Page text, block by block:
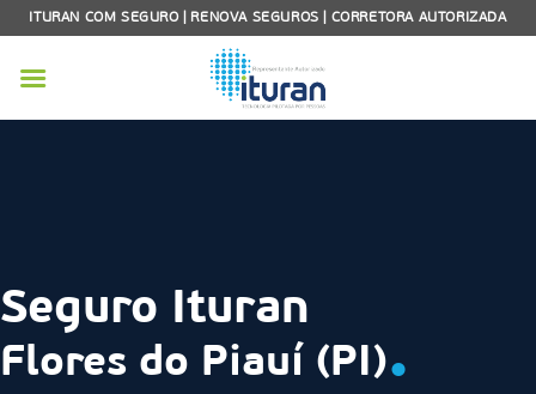
Skip
content
ITURAN COM SEGURO | RENOVA SEGUROS | CORRETORA AUTORIZADA
Seguro Ituran
Flores do Piauí (PI).